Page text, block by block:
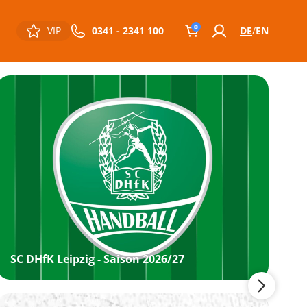
VIP 0341 - 2341 100 0 DE EN
SC DHfK Leipzig - Saison 2026/27